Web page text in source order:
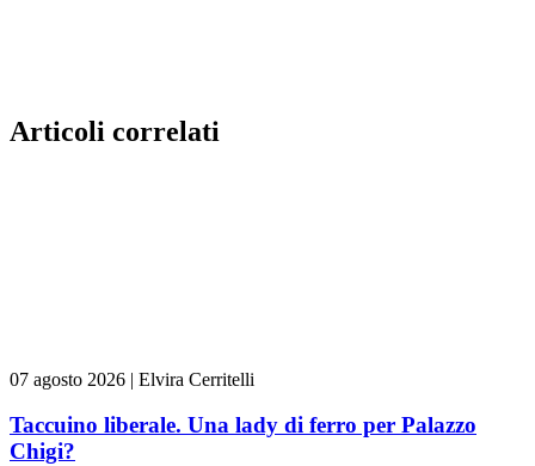
Articoli correlati
07 agosto 2026 | Elvira Cerritelli
Taccuino liberale. Una lady di ferro per Palazzo
Chigi?